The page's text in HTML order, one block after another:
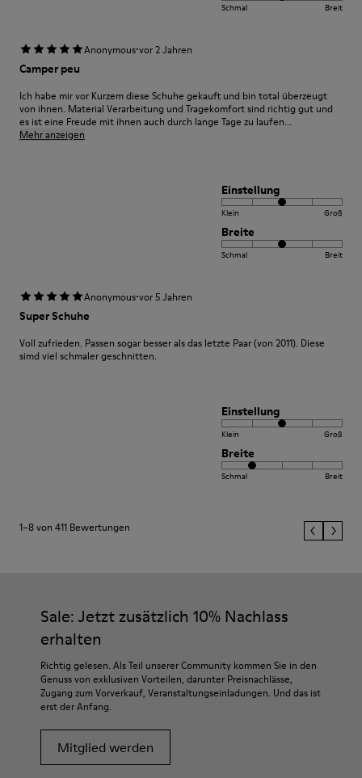
Schmal Breit
Anonymous·vor 2 Jahren
Camper peu
Ich habe mir vor Kurzem diese Schuhe gekauft und bin total überzeugt
von ihnen. Material Verarbeitung und Tragekomfort sind richtig gut und
es ist eine Freude mit ihnen auch durch lange Tage zu laufen...
Mehr anzeigen
Einstellung
Klein Groß
Breite
Schmal Breit
Anonymous·vor 5 Jahren
Super Schuhe
Voll zufrieden. Passen sogar besser als das letzte Paar (von 2011). Diese
simd viel schmaler geschnitten.
Einstellung
Klein Groß
Breite
Schmal Breit
1–8 von 411 Bewertungen
Sale: Jetzt zusätzlich 10% Nachlass
erhalten
Richtig gelesen. Als Teil unserer Community kommen Sie in den
Genuss von exklusiven Vorteilen, darunter Preisnachlässe,
Zugang zum Vorverkauf, Veranstaltungseinladungen. Und das ist
erst der Anfang.
Mitglied werden